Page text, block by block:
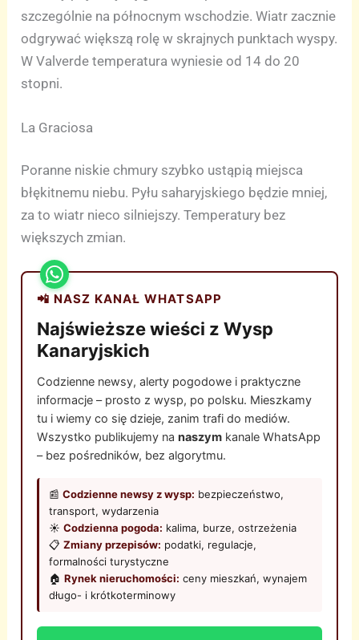
szczególnie na północnym wschodzie. Wiatr zacznie
odgrywać większą rolę w skrajnych punktach wyspy.
W Valverde temperatura wyniesie od 14 do 20
stopni.
La Graciosa
Poranne niskie chmury szybko ustąpią miejsca
błękitnemu niebu. Pyłu saharyjskiego będzie mniej,
za to wiatr nieco silniejszy. Temperatury bez
większych zmian.
📲 NASZ KANAŁ WHATSAPP
Najświeższe wieści z Wysp
Kanaryjskich
Codzienne newsy, alerty pogodowe i praktyczne
informacje – prosto z wysp, po polsku. Mieszkamy
tu i wiemy co się dzieje, zanim trafi do mediów.
Wszystko publikujemy nanaszym kanale WhatsApp
– bez pośredników, bez algorytmu.
📰Codzienne newsy z wysp: bezpieczeństwo,
transport, wydarzenia
☀️Codzienna pogoda: kalima, burze, ostrzeżenia
📋Zmiany przepisów: podatki, regulacje,
formalności turystyczne
🏠Rynek nieruchomości: ceny mieszkań, wynajem
długo- i krótkoterminowy